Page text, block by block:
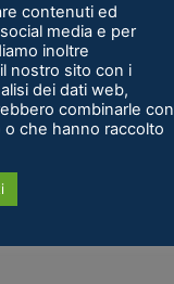
2
contenuti ed
media e per
inoltre
nostro sito con i
dei dati web,
combinarle con
che hanno raccolto